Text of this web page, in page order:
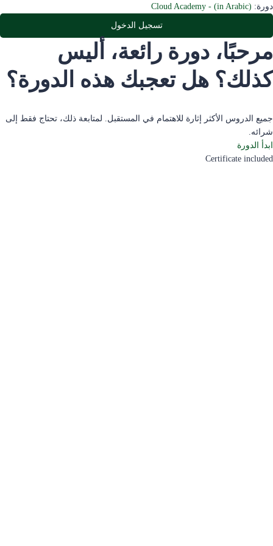
دورة: Cloud Academy - (in Arabic)
تسجيل الدخول
مرحبًا، دورة رائعة، أليس
كذلك؟ هل تعجبك هذه الدورة؟
جميع الدروس الأكثر إثارة للاهتمام في المستقبل. لمتابعة ذلك، تحتاج فقط إلى
شرائه.
ابدأ الدورة
Certificate included